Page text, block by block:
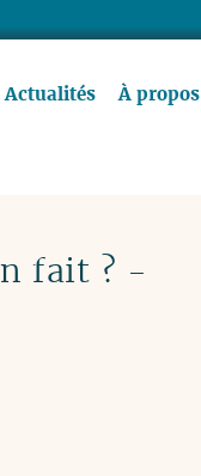
Actualités À propos
fait ? -